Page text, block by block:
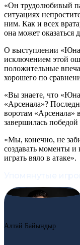
«Он трудолюбивый
ситуациях
ним. Как и всех
она может оказаться
О выступлении
исключением этой
положительные
хорошего по
«Вы знаете, что
«Арсенала»?
воротам «Арсенала»
завершилась
«Мы, конечно, не
создавать моменты и
играть вяло в атаке».
AB
Алтай Байындыр